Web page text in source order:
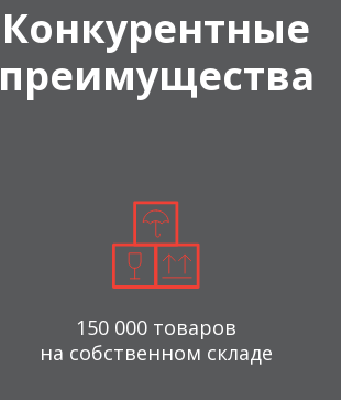
Конкурентные
преимущества
150 000 товаров
на собственном складе